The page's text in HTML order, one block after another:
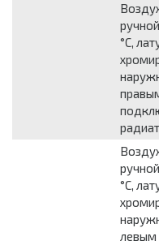
°C,
°C,
левым